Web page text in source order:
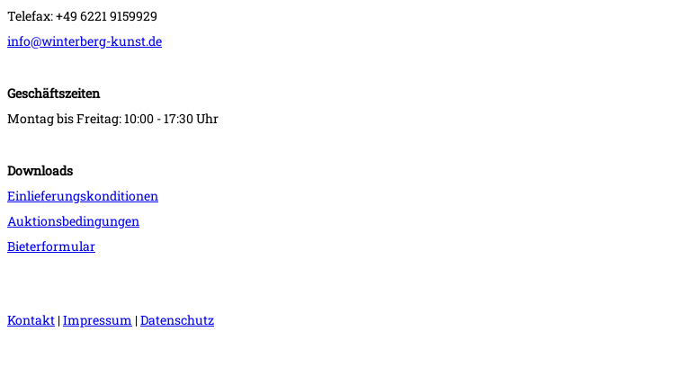
Telefax: +49 6221 9159929
info@winterberg-kunst.de
Geschäftszeiten
Montag bis Freitag: 10:00 - 17:30 Uhr
Downloads
Einlieferungskonditionen
Auktionsbedingungen
Bieterformular
Kontakt |Impressum |Datenschutz